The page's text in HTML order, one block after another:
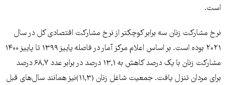
است.
نرخ مشارکت زنان سه برابر کوچکتر از نرخ مشارکت اقتصادی کل در سال
۲۰۲۱ بوده است. بر اساس اعلام مرکز آمار در فاصله پاییز ۱۳۹۹ تا پاییز ۱۴۰۰
مشارکت زنان با یک درصد کاهش به ۱۳,۱ درصد در برابر عدد ۶۸,۷ درصد
برای مردان تنزل یافت. جمعیت شاغل زنان (۱۱,۳)نیز همانند سال‌های قبل